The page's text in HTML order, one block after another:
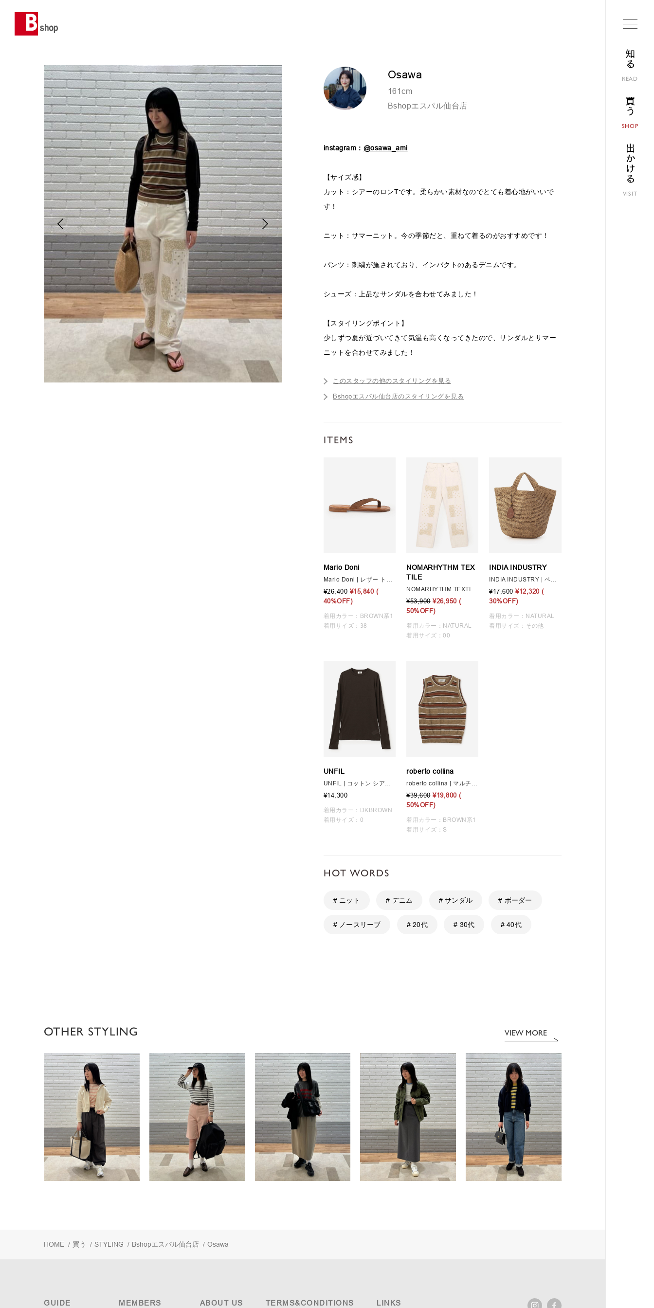
知る
READ
買う
SHOP
出かける
VISIT
Osawa
161cm
Bshopエスパル仙台店
instagram： @osawa_ami
【サイズ感】
カット：シアーのロンTです。柔らかい素材なのでとても着心地がいいで
す！
ニット：サマーニット。今の季節だと、重ねて着るのがおすすめです！
パンツ：刺繍が施されており、インパクトのあるデニムです。
シューズ：上品なサンダルを合わせてみました！
【スタイリングポイント】
少しずつ夏が近づいてきて気温も高くなってきたので、サンダルとサマー
ニットを合わせてみました！
このスタッフの他のスタイリングを見る
Bshopエスパル仙台店のスタイリングを見る
ITEMS
Mario Doni
Mario Doni | レザー トングサンダル WOMEN
¥26,400 ¥15,840 (
40%OFF)
着用カラー：BROWN系1
着用サイズ：38
NOMARHYTHM TEX
TILE
NOMARHYTHM TEXTILE | 〈別注〉バンダナ刺繍 デニムパンツ WOMEN
¥53,900 ¥26,950 (
50%OFF)
着用カラー：NATURAL
着用サイズ：00
INDIA INDUSTRY
INDIA INDUSTRY | ペーパーラフィア トートバッグ WOMEN
¥17,600 ¥12,320 (
30%OFF)
着用カラー：NATURAL
着用サイズ：その他
UNFIL
UNFIL | コットン シアージャージー長袖Tシャツ WOMEN
¥14,300
着用カラー：DKBROWN
着用サイズ：0
roberto collina
roberto collina | マルチボーダーニットベスト WOMEN
¥39,600 ¥19,800 (
50%OFF)
着用カラー：BROWN系1
着用サイズ：S
HOT WORDS
# ニット # デニム # サンダル # ボーダー
# ノースリーブ # 20代 # 30代 # 40代
OTHER STYLING VIEW MORE
HOME / 買う / STYLING / Bshopエスパル仙台店 / Osawa
GUIDE MEMBERS ABOUT US TERMS&CONDITIONS LINKS